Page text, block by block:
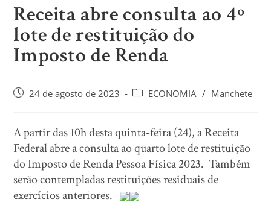
Receita abre consulta ao 4º
lote de restituição do
Imposto de Renda
24 de agosto de 2023 ECONOMIA / Manchete
A partir das 10h desta quinta-feira (24), a Receita
Federal abre a consulta ao quarto lote de restituição
do Imposto de Renda Pessoa Física 2023. Também
serão contempladas restituições residuais de
exercícios anteriores.